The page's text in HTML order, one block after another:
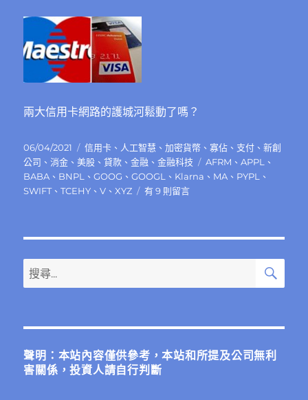
兩大信用卡網路的護城河鬆動了嗎？
發
佈
日
期:
06/04/2021
分
類
信用卡 、 人工智慧 、加密貨幣 、寡佔 、 支付 、新創
公司 、消金 、美股 、貸款 、金融 、金融科技
標
籤
AFRM 、APPL
、
BABA 、 BNPL 、GOOG 、GOOGL 、 Klarna 、 MA 、 PYPL
、
SWIFT、TCEHY 、V 、XYZ
在
卡
路
和
萬
事
有 9 則留言
搜
尋
鍵
搜
聲明：本站內容僅供參考，本站和所提及公司無利
害關係，投資人請自行判斷